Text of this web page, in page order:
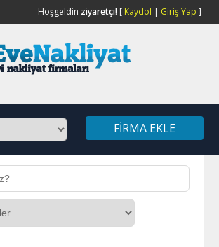
Hoşgeldin ziyaretçi![ Kaydol | Giriş Yap ]
FIRMA EKLE